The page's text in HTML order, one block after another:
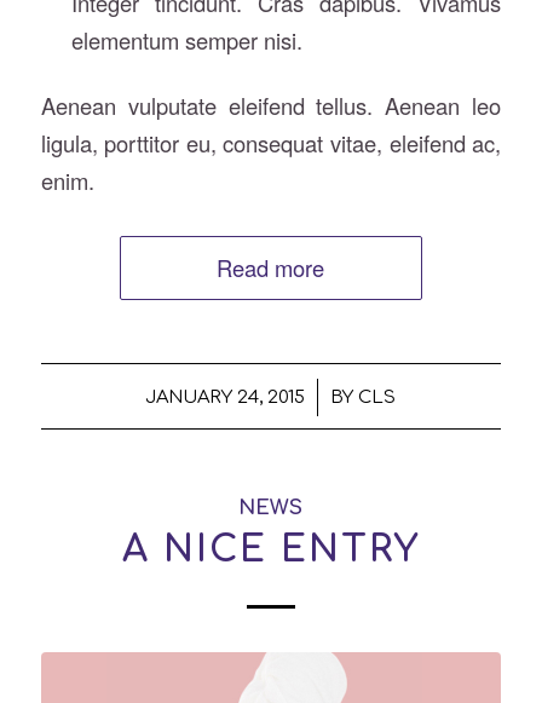
elementum semper nisi.
Aenean vulputate eleifend tellus. Aenean leo
ligula, porttitor eu, consequat vitae, eleifend ac,
enim.
Read more
JANUARY 24, 2015
/ BYCLS
NEWS
A NICE ENTRY